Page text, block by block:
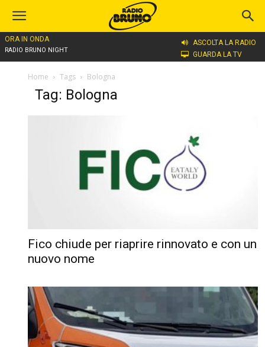
ORA IN ONDA
RADIO BRUNO NIGHT
ASCOLTA LA RADIO
GUARDA LA TV
Home Tags Bologna
Tag: Bologna
Fico chiude per riaprire rinnovato e con un
nuovo nome